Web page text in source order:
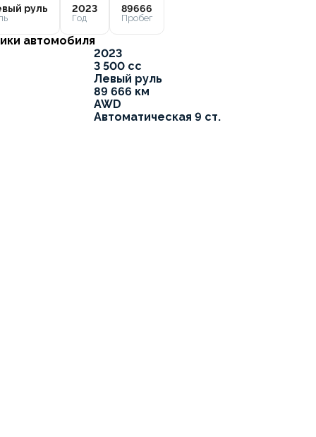
руль 2023
Год
89666
Пробег
автомобиля
2023
3 500 cc
Левый руль
89 666 км
AWD
Автоматическая 9 ст.